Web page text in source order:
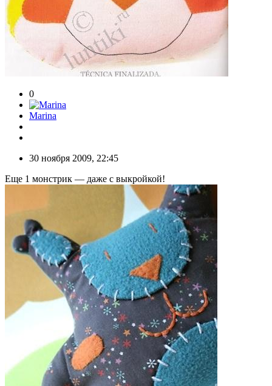
0
Marina
30 ноября 2009, 22:45
Еще 1 монстрик — даже с выкройкой!